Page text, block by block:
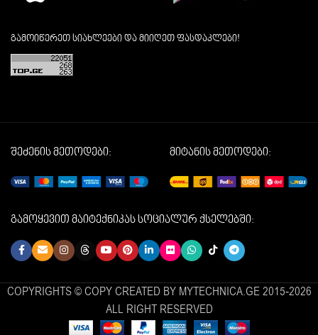
გამოიწერეთ სიახლეები და მიიღეთ ფასდაკლები!
შეძენის მეთოდები: მიტანის მეთოდები:
გამოყევით მაიტექნიკას სოციალურ ქსელებში:
COPYRIGHTS © COPY CREATED BY MYTECHNICA.GE 2015-2026
ALL RIGHT RESERVED